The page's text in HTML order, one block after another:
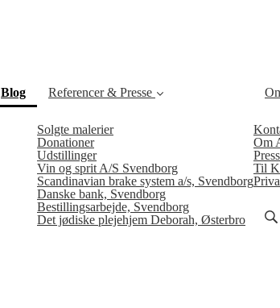
Blog(current)Referencer & Presse
Solgte malerier
Donationer
Udstillinger
Vin og sprit A/S Svendborg
Scandinavian brake system a/s, Svendborg
Danske bank, Svendborg
Bestillingsarbejde, Svendborg
Det jødiske plejehjem Deborah, Østerbro
Om
Til